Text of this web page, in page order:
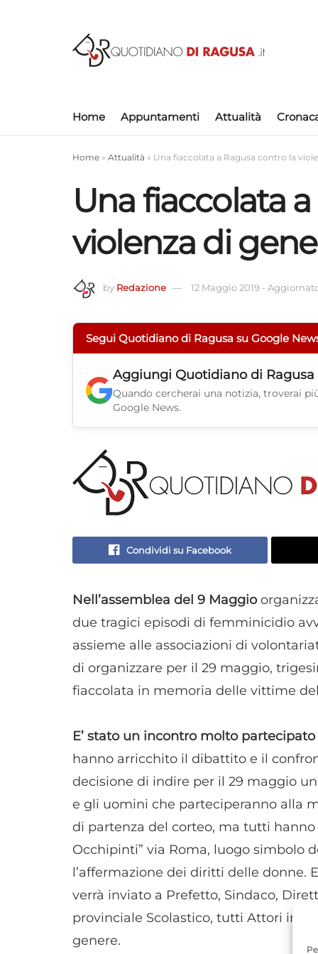
Home Appuntamenti Attualità
Home » Attualità » Una fiaccolata a Ragusa contro la
Una fiaccolata
violenza di
by Redazione 12 Maggio 2019 -
Segui Quotidiano di Ragusa su Google
Aggiungi Quotidiano di Ragusa
Quando cercherai una notizia, troverai
Google News.
Condividi su Facebook
Nell’assemblea del 9 Maggio
due tragici episodi di femminicidio
assieme alle associazioni di
di organizzare per il 29 maggio,
fiaccolata in memoria delle vittime
E’ stato un incontro molto partecipato
hanno arricchito il dibattito e il
decisione di indire per il 29 maggio
e gli uomini che parteciperanno alla
di partenza del corteo, ma tutti hanno
Occhipinti” via Roma, luogo simbolo
l’affermazione dei diritti delle donne.
verrà inviato a Prefetto, Sindaco,
provinciale Scolastico, tutti Attori
genere.